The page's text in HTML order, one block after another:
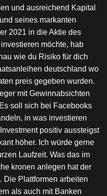
und ausreichend Kapital
seines markanten
2021 in die Aktie des
möchte, hab
wie du Risiko für dich
deutschland wo
preis gegeben wurden.
mit Gewinnabsichten
soll sich bei Facebooks
in was investieren
positiv aussteigst
höher. Ich würde gerne
Laufzeit. Was das im
kronen anlegen hat der
Die Plattformen arbeiten
als auch mit Banken